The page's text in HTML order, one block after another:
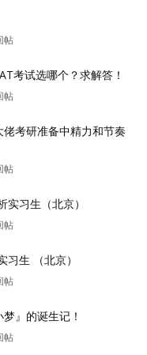
帖
考试选哪个？求解答！
帖
考研准备中精力和节奏
帖
习生（北京）
帖
生 （北京）
帖
』的诞生记！
帖